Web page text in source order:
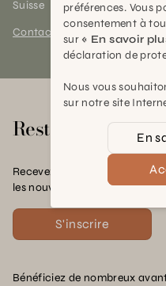
Suisse
Contact et horaires
Rester en contact
Recevez nos offres
les nouvelles Schilliger
S'inscrire
Bénéficiez de nombreux
préférences. Vous
consentement à
sur « En savoir
déclaration de
Nous vous
sur notre site
En